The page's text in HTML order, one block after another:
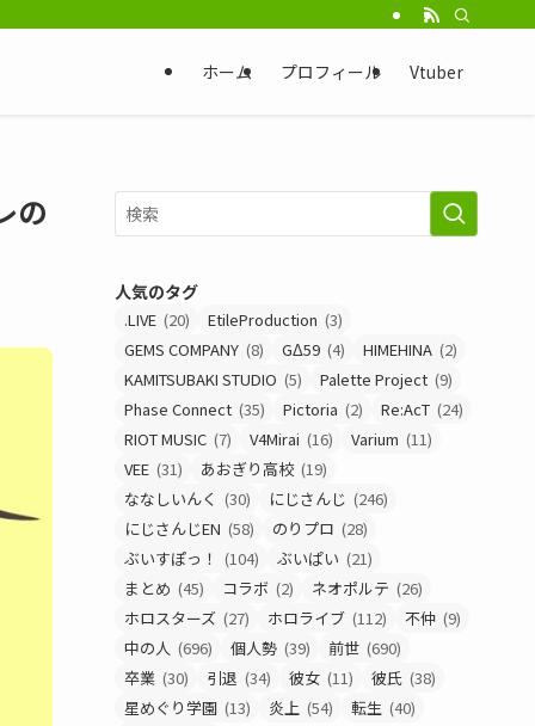
ホーム プロフィール Vtuber
の
人気のタグ
.LIVE (20) EtileProduction (3)
GEMS COMPANY (8) GΔ59 (4) HIMEHINA (2)
KAMITSUBAKI STUDIO (5) Palette Project (9)
Phase Connect (35) Pictoria (2) Re:AcT (24)
RIOT MUSIC (7) V4Mirai (16) Varium (11)
VEE (31) あおぎり高校 (19)
ななしいんく (30) にじさんじ (246)
にじさんじEN (58) のりプロ (28)
ぶいすぽっ！
(104) ぶいぱい (21)
まとめ (45) コラボ (2) ネオポルテ (26)
ホロスターズ (27) ホロライブ (112) 不仲 (9)
中の人 (696) 個人勢 (39) 前世 (690)
卒業 (30) 引退 (34) 彼女 (11) 彼氏 (38)
星めぐり学園 (13) 炎上 (54) 転生 (40)